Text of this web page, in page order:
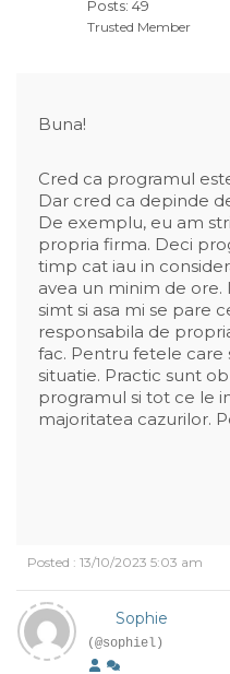
Posts: 49
Trusted Member
Buna!
Cred ca programul
Dar cred ca depinde
De exemplu, eu am
propria firma. Deci
timp cat iau in
avea un minim de
simt si asa mi se pare
responsabila de
fac. Pentru fetele care
situatie. Practic sunt
programul si tot ce le
majoritatea cazurilor.
Posted : 13/10/2023 5:03 am
Sophie
(@sophiel)